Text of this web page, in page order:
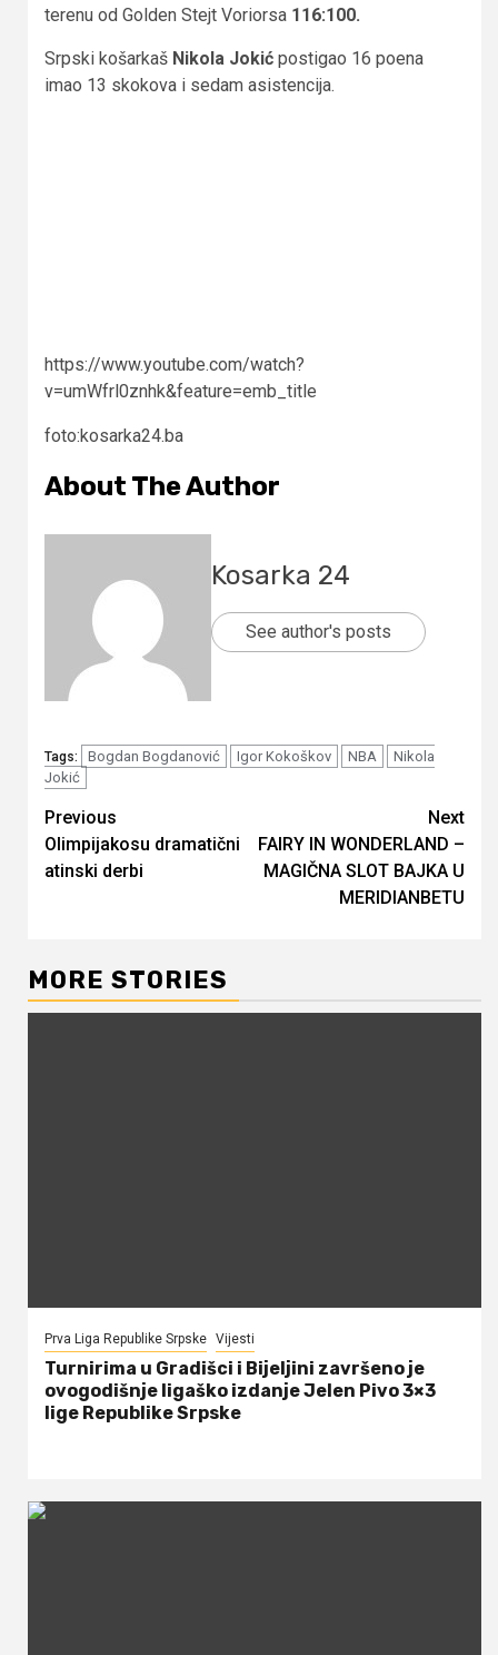
terenu od Golden Stejt Voriorsa 116:100.
Srpski košarkaš Nikola Jokić postigao 16 poena
imao 13 skokova i sedam asistencija.
https://www.youtube.com/watch?
v=umWfrl0znhk&feature=emb_title
foto:kosarka24.ba
About The Author
Kosarka 24
See author's posts
Tags: Bogdan Bogdanović Igor Kokoškov NBA
Nikola
Jokić
Continue
Reading
Previous
Olimpijakosu dramatični
atinski derbi
Next
FAIRY IN WONDERLAND –
MAGIČNA SLOT BAJKA U
MERIDIANBETU
MORE STORIES
Prva Liga Republike Srpske Vijesti
Turnirima u Gradišci i Bijeljini završeno je
ovogodišnje ligaško izdanje Jelen Pivo 3×3
lige Republike Srpske